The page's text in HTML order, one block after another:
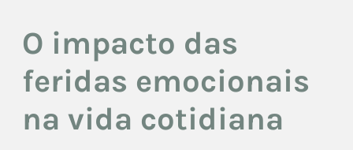
O impacto das
feridas emocionais
na vida cotidiana